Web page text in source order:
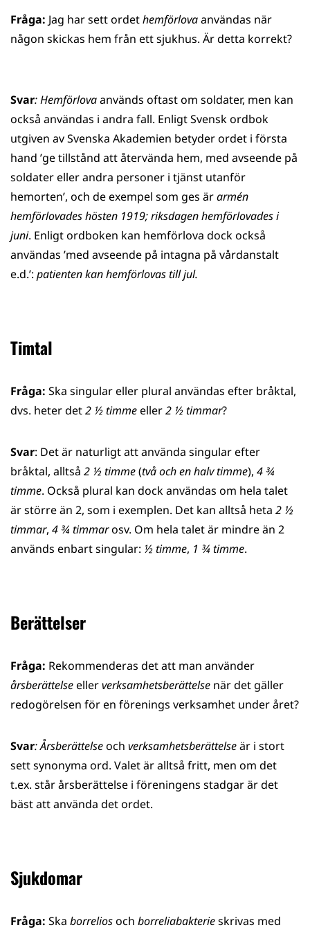
Fråga: Jag har sett ordethemförlovaanvändas när
någon skickas hem från ett sjukhus. Är detta korrekt?
Svar: Hemförlovaanvänds oftast om soldater, men kan
också användas i andra fall. Enligt Svensk ordbok
utgiven av Svenska Akademien betyder ordet i första
hand ’ge tillstånd att återvända hem, med avseende på
soldater eller andra personer i tjänst utanför
hemorten’, och de exempel som ges ärarmén
hemförlovades hösten 1919; riksdagen hemförlovades i
juni. Enligt ordboken kan hemförlova dock också
användas ’med avseende på intagna på vårdanstalt
e.d.’: patienten kan hemförlovas till jul.
Timtal
Fråga: Ska singular eller plural användas efter bråktal,
dvs. heter det2 ½ timmeeller2 ½ timmar?
Svar: Det är naturligt att använda singular efter
bråktal, alltså 2 ½ timme(två och en halv timme), 4 ¾
timme. Också plural kan dock användas om hela talet
är större än 2, som i exemplen. Det kan alltså heta 2 ½
timmar, 4 ¾ timmarosv. Om hela talet är mindre än 2
används enbart singular: ½ timme, 1 ¾ timme.
Berättelser
Fråga: Rekommenderas det att man använder
årsberättelseellerverksamhetsberättelse när det gäller
redogörelsen för en förenings verksamhet under året?
Svar: Årsberättelseoch verksamhetsberättelseär i stort
sett synonyma ord. Valet är alltså fritt, men om det
t.ex. står årsberättelse i föreningens stadgar är det
bäst att använda det ordet.
Sjukdomar
Fråga: Ska borreliosoch borreliabakterieskrivas med